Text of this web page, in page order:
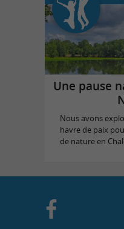
Une pause
Nous avons
havre de paix
de nature en